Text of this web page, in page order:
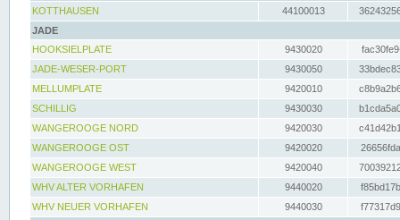
KOTTHAUSEN
44100013
JADE
HOOKSIELPLATE
9430020
JADE-WESER-PORT
9430050
MELLUMPLATE
9420010
SCHILLIG
9430030
WANGEROOGE NORD
9420030
WANGEROOGE OST
9420020
WANGEROOGE WEST
9420040
WHV ALTER VORHAFEN
9440020
WHV NEUER VORHAFEN
9440030